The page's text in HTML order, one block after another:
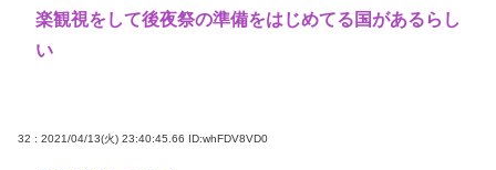
楽観視をして後夜祭の準備をはじめてる国があるらし
い
32 : 2021/04/13(火) 23:40:45.66 ID:whFDV8VD0